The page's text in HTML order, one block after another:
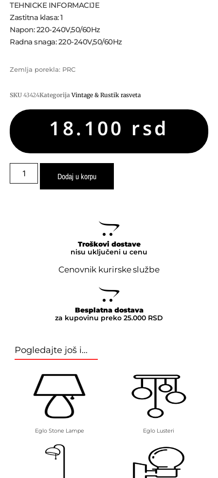
TEHNICKE INFORMACIJE
Zastitna klasa: 1
Napon: 220-240V,50/60Hz
Radna snaga: 220-240V,50/60Hz
Zemlja porekla: PRC
SKU 43424Kategorija Vintage & Rustik rasveta
18.100 rsd
Dodaj u korpu
Troškovi dostave
nisu uključeni u cenu
Cenovnik kurirske službe
Besplatna dostava
za kupovinu preko 25.000 RSD
Pogledajte još i...
Eglo Stone Lampe Eglo Lusteri